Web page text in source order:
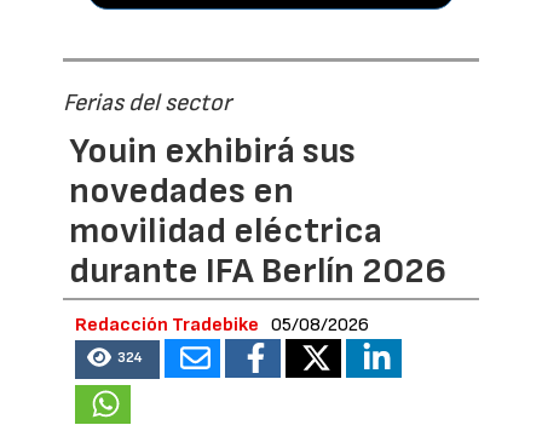
Ferias del sector
Youin exhibirá sus
novedades en
movilidad eléctrica
durante IFA Berlín 2026
Redacción Tradebike 05/08/2026
324